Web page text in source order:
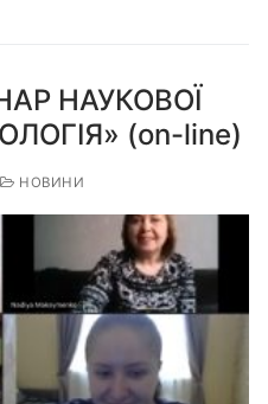
НАУКОВОЇ
(on-line)
НОВИНИ